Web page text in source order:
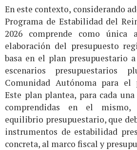
En este contexto, considerando
Programa de Estabilidad del
2026 comprende como única
elaboración del presupuesto
basa en el plan presupuestario
escenarios presupuestarios
Comunidad Autónoma para el
Este plan plantea, para cada
comprendidas en el
equilibrio presupuestario, que
instrumentos de estabilidad
concreta, al marco fiscal y